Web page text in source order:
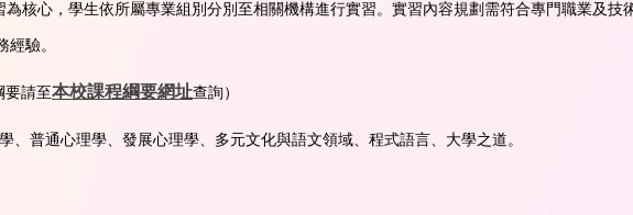
為核心，學生依所屬專業組別分別至相關機構進行實習。實習內容規劃需符合專門職業及
驗。
要請至本校課程綱要網址查詢）
、普通心理學、發展心理學、多元文化與語文領域、程式語言、大學之道。